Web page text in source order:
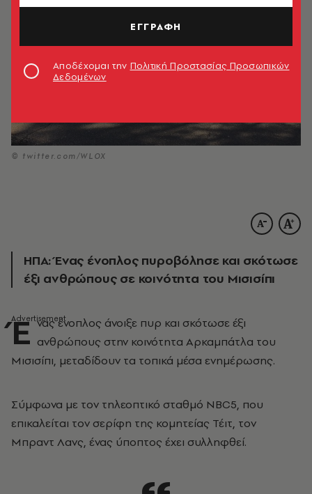
© twitter.com/WLOX
ΗΠΑ: Ένας ένοπλος πυροβόλησε και σκότωσε
έξι ανθρώπους σε κοινότητα του Μισισίπι
Έ νας ένοπλος άνοιξε πυρ και σκότωσε έξι
ανθρώπους στην κοινότητα Αρκαμπάτλα του
Μισισίπι, μεταδίδουν τα τοπικά μέσα ενημέρωσης.
Σύμφωνα με τον τηλεοπτικό σταθμό NBC5, που
επικαλείται τον σερίφη της κομητείας Τέιτ, τον
Μπραντ Λανς, ένας ύποπτος έχει συλληφθεί.
ΕΓΓΡΑΦΗ
Αποδέχομαι την Πολιτική Προστασίας Προσωπικών
Δεδομένων